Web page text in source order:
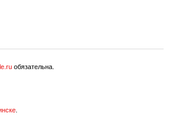
обязательна.